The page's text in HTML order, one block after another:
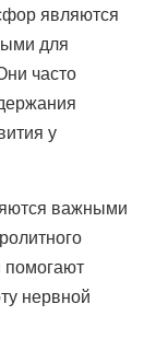
являются
для
часто
у
важными
помогают
нервной